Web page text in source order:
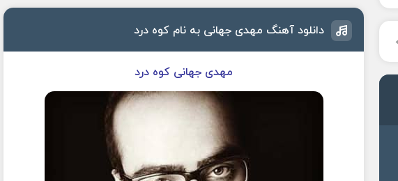
دانلود آهنگ مهدی جهانی به نام کوه درد
مهدی جهانی کوه درد